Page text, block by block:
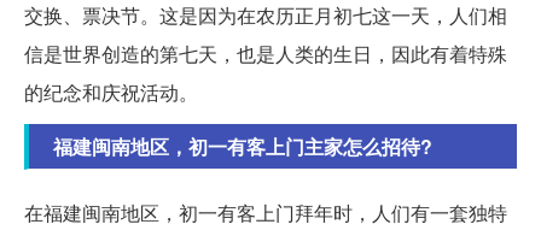
交换、票决节。这是因为在农历正月初七这一天，人们相
信是世界创造的第七天，也是人类的生日，因此有着特殊
的纪念和庆祝活动。
福建闽南地区，初一有客上门主家怎么招待?
在福建闽南地区，初一有客上门拜年时，人们有一套独特